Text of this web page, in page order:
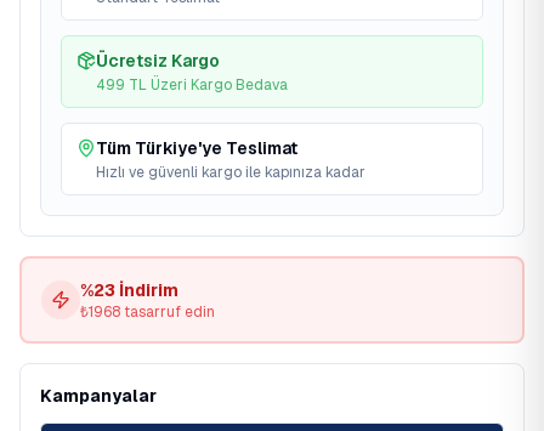
Ücretsiz Kargo
499 TL Üzeri Kargo Bedava
Tüm Türkiye'ye Teslimat
Hızlı ve güvenli kargo ile kapınıza kadar
%23 İndirim
₺1968 tasarruf edin
Kampanyalar